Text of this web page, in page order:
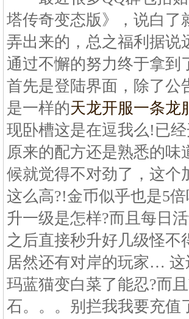
塔传奇变态版》，说白了
弄出来的，总之福利据说
通过不懈的努力终于拿
首先是登陆界面，除了公
是一样的天龙开服一条龙
现卧槽这是在逗我么!已
原来的配方还是熟悉的
候就觉得不对劲了，这个
这么高?!金币似乎也是5
升一级是怎样?而且每日
之后直接秒升好几级怪不
居然还有对岸的玩家…
玛蓝猫变白菜了能忍?而
石。。。别拦我我要充值